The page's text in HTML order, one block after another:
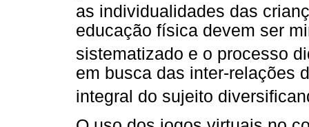
as individualidades das
educação física devem ser
sistematizado e o processo
em busca das inter-relações
integral do sujeito